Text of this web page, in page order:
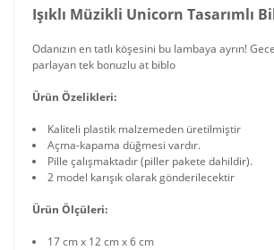
Işıklı Müzikli Unicorn Tasarımlı
Odanızın en tatlı köşesini bu lambaya ayrın! Gece
parlayan tek bonuzlu at biblo
Ürün Özelikleri:
Kaliteli plastik malzemeden üretilmiştir
Açma-kapama düğmesi vardır.
Pille çalışmaktadır (piller pakete dahildir).
2 model karışık olarak gönderilecektir
Ürün Ölçüleri:
17 cm x 12 cm x 6 cm